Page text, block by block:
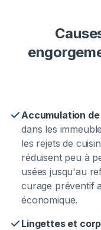
Accumulation
dans les
les rejets de
réduisent peu à
usées jusqu'au
curage préventif
économique.
Lingettes et